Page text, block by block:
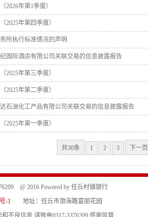
2026年第1季度）
2025年第四季度）
所执行标准情况的声明
国际酒店有限公司关联交易的信息披露报告
2025年第三季度）
2025年第二季度）
石油化工产品有限公司关联交易的信息披露报告
2025年第一季度）
共30条 1 2 3 下一页
@ 2016 Powered by 任丘村镇银行
-1地址：任丘市渤海路富丽花园
不良信息 请致电0317-3376209 感谢监督